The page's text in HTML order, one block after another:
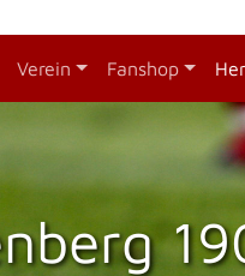
Verein Fanshop